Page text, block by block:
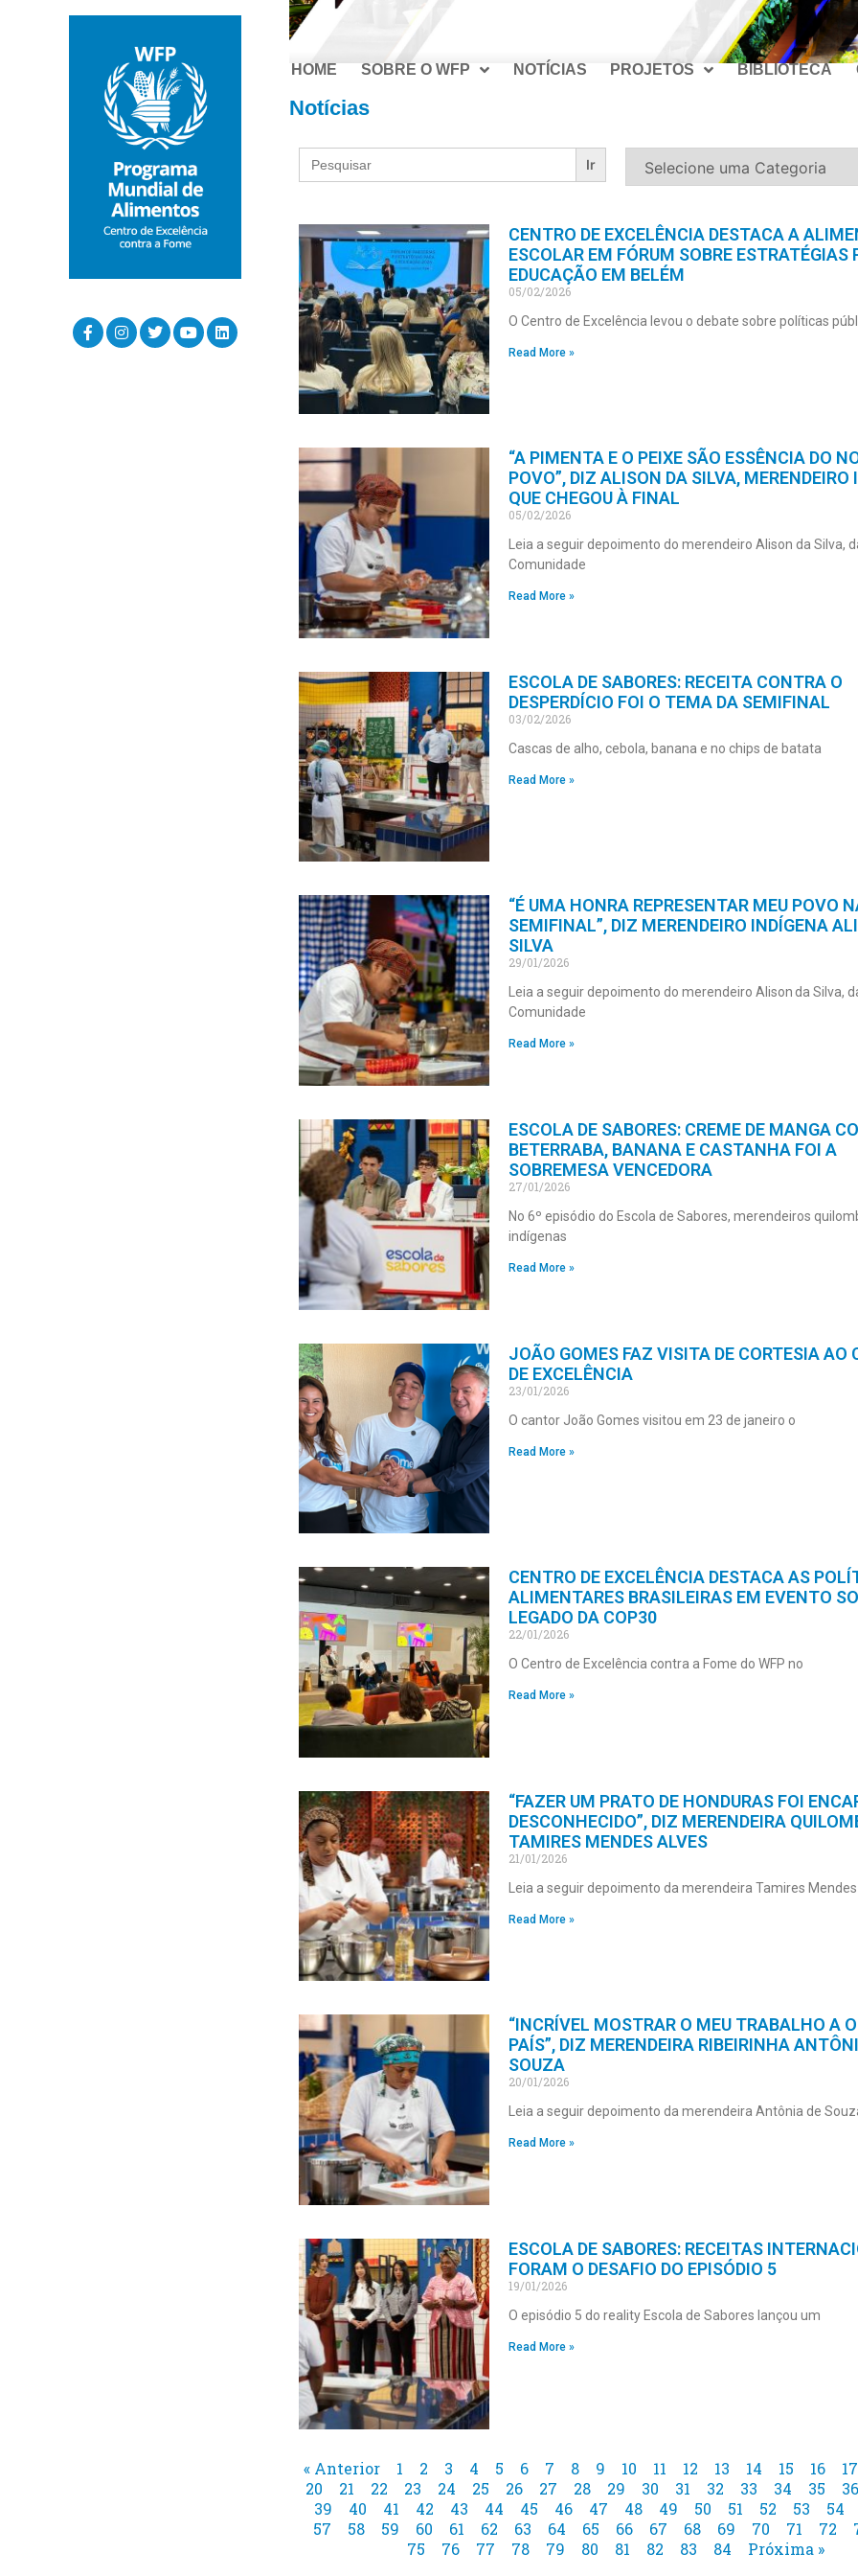
HOME SOBRE O WFP NOTÍCIAS PROJETOS BIBLIOTECA
Notícias
Search
for:
CENTRO DE EXCELÊNCIA DESTACA A
ESCOLAR EM FÓRUM SOBRE ESTRATÉGIAS
EDUCAÇÃO EM BELÉM
05/02/2026
O Centro de Excelência levou o debate sobre políticas
Read More »
“A PIMENTA E O PEIXE SÃO ESSÊNCIA DO
POVO”, DIZ ALISON DA SILVA, MERENDEIRO
QUE CHEGOU À FINAL
05/02/2026
Leia a seguir depoimento do merendeiro Alison da Silva,
Comunidade
Read More »
ESCOLA DE SABORES: RECEITA CONTRA O
DESPERDÍCIO FOI O TEMA DA SEMIFINAL
03/02/2026
Cascas de alho, cebola, banana e no chips de batata
Read More »
“É UMA HONRA REPRESENTAR MEU POVO
SEMIFINAL”, DIZ MERENDEIRO INDÍGENA
SILVA
29/01/2026
Leia a seguir depoimento do merendeiro Alison da Silva,
Comunidade
Read More »
ESCOLA DE SABORES: CREME DE MANGA
BETERRABA, BANANA E CASTANHA FOI A
SOBREMESA VENCEDORA
27/01/2026
No 6º episódio do Escola de Sabores, merendeiros
indígenas
Read More »
JOÃO GOMES FAZ VISITA DE CORTESIA AO
DE EXCELÊNCIA
23/01/2026
O cantor João Gomes visitou em 23 de janeiro o
Read More »
CENTRO DE EXCELÊNCIA DESTACA AS
ALIMENTARES BRASILEIRAS EM EVENTO
LEGADO DA COP30
22/01/2026
O Centro de Excelência contra a Fome do WFP no
Read More »
“FAZER UM PRATO DE HONDURAS FOI
DESCONHECIDO”, DIZ MERENDEIRA
TAMIRES MENDES ALVES
21/01/2026
Leia a seguir depoimento da merendeira Tamires
Read More »
“INCRÍVEL MOSTRAR O MEU TRABALHO A
PAÍS”, DIZ MERENDEIRA RIBEIRINHA
SOUZA
20/01/2026
Leia a seguir depoimento da merendeira Antônia de
Read More »
ESCOLA DE SABORES: RECEITAS
FORAM O DESAFIO DO EPISÓDIO 5
19/01/2026
O episódio 5 do reality Escola de Sabores lançou um
Read More »
« Anterior 1 2 3 4 5 6 7 8 9 10 11 12 13 14 15 16 17
20
21 22 23 24 25 26 27 28 29 30 31 32 33 34 35 36
39
40 41 42 43 44 45 46 47 48 49 50 51 52 53 54
57
58 59 60 61 62 63 64 65 66 67 68 69 70 71 72
75
76 77 78 79 80 81 82 83 84 Próxima »